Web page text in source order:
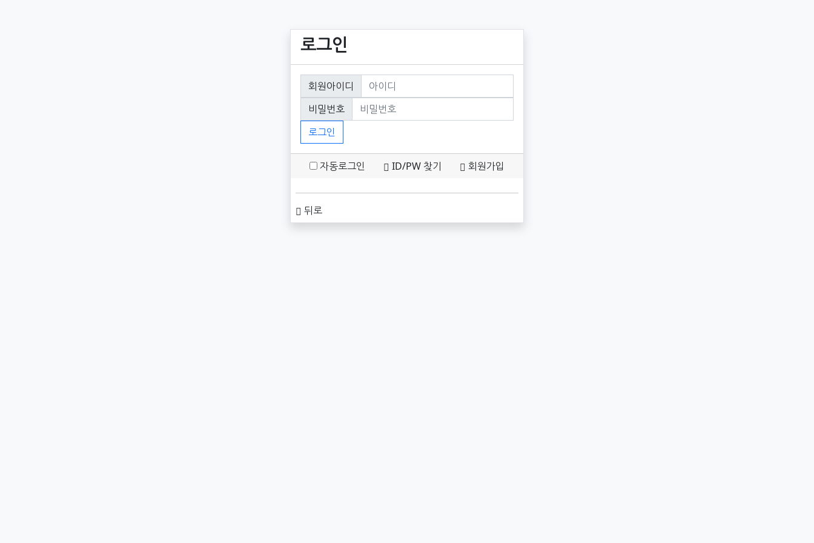
로그인
회원로그인
회원아이디
필수
비밀번호
필수
로그인
자동로그인 ID/PW 찾기 회원가입
뒤로